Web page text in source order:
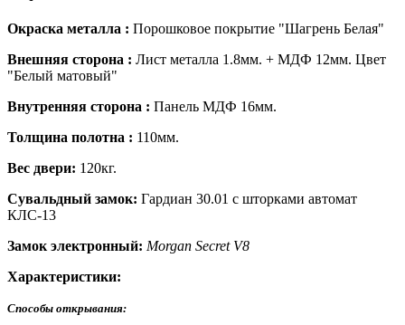
Окраска металла : Порошковое покрытие "Шагрень Белая"
Внешняя сторона : Лист металла 1.8мм. + МДФ 12мм. Цвет
"Белый матовый"
Внутренняя сторона : Панель МДФ 16мм.
Толщина полотна : 110мм.
Вес двери: 120кг.
Сувальдный замок: Гардиан 30.01 с шторками автомат
КЛС-13
Замок электронный: Morgan Secret V8
Характеристики:
Способы открывания: